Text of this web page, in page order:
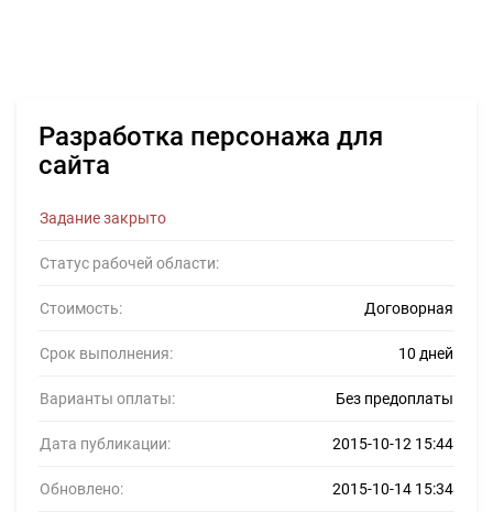
Разработка персонажа для
сайта
Задание закрыто
Статус рабочей области:
Стоимость: Договорная
Срок выполнения: 10 дней
Варианты оплаты: Без предоплаты
Дата публикации: 2015-10-12 15:44
Обновлено: 2015-10-14 15:34